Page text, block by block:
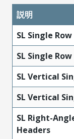
説明
SL Single
SL Single
SL Vertical
SL Vertical
SL Right-
Headers